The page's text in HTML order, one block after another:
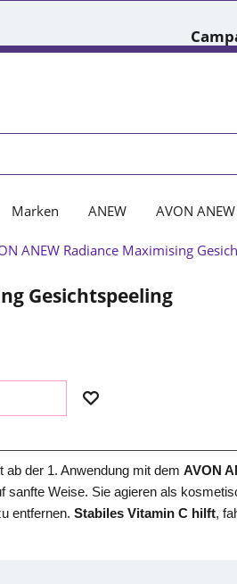
Marken ANEW AVON
Gesichtspeeling
ab der 1. Anwendung mit dem AVON
sanfte Weise. Sie agieren als
entfernen. Stabiles Vitamin C hilft,